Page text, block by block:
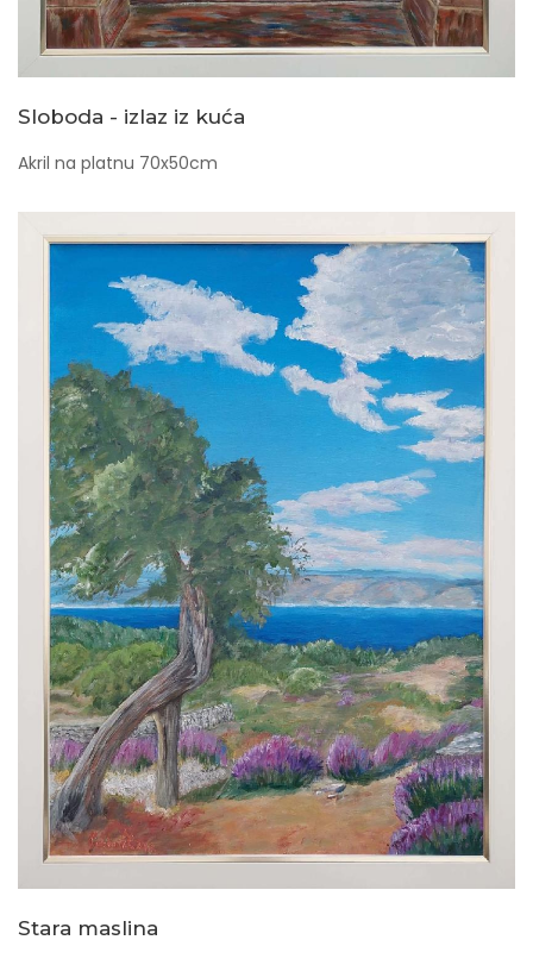
Sloboda - izlaz iz kuća
Akril na platnu 70x50cm
Stara maslina